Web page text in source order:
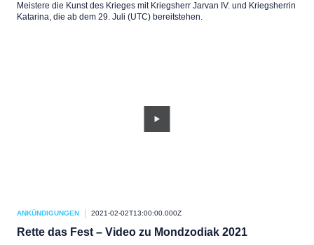
Meistere die Kunst des Krieges mit Kriegsherr Jarvan IV. und Kriegsherrin
Katarina, die ab dem 29. Juli (UTC) bereitstehen.
ANKÜNDIGUNGEN 2021-02-02T13:00:00.000Z
Rette das Fest – Video zu Mondzodiak 2021